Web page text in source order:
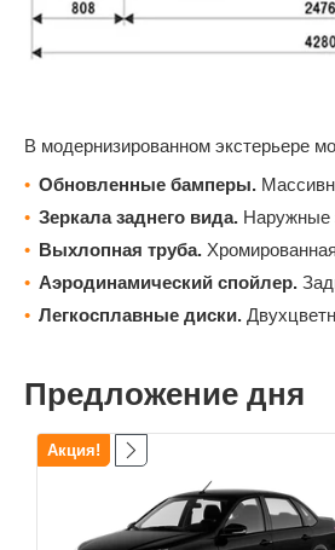
В модернизированном экстерьере
Обновленные бамперы.
Зеркала заднего вида. Наружные
Выхлопная труба.
Аэродинамический спойлер.
Легкосплавные диски.
Предложение дня
Акция!